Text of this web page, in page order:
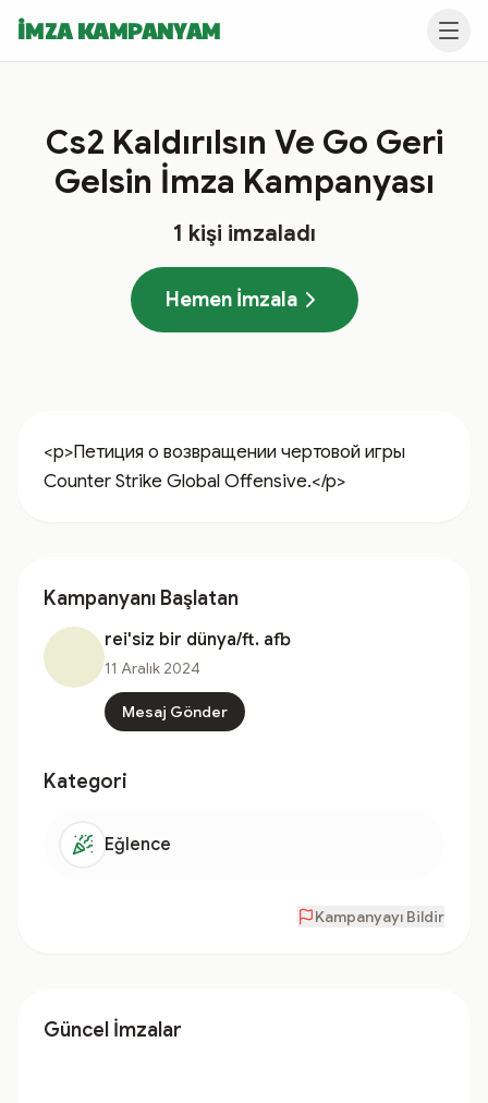
İMZA KAMPANYAM
Cs2 Kaldırılsın Ve Go Geri
Gelsin İmza Kampanyası
1 kişi imzaladı
Hemen İmzala
<p>Петиция о возвращении чертовой игры
Counter Strike Global Offensive.</p>
Kampanyanı Başlatan
rei'siz bir dünya/ft. afb
11 Aralık 2024
Mesaj Gönder
Kategori
Eğlence
Kampanyayı Bildir
Güncel İmzalar